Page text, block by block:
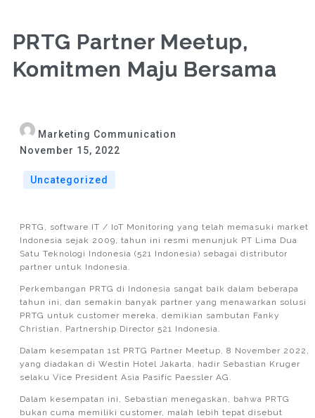
PRTG Partner Meetup,
Komitmen Maju Bersama
Marketing Communication
November 15, 2022
Uncategorized
PRTG, software IT / IoT Monitoring yang telah memasuki market
Indonesia sejak 2009, tahun ini resmi menunjuk PT Lima Dua
Satu Teknologi Indonesia (521 Indonesia) sebagai distributor
partner untuk Indonesia.
Perkembangan PRTG di Indonesia sangat baik dalam beberapa
tahun ini, dan semakin banyak partner yang menawarkan solusi
PRTG untuk customer mereka, demikian sambutan Fanky
Christian, Partnership Director 521 Indonesia.
Dalam kesempatan 1st PRTG Partner Meetup, 8 November 2022,
yang diadakan di Westin Hotel Jakarta, hadir Sebastian Kruger
selaku Vice President Asia Pasific Paessler AG.
Dalam kesempatan ini, Sebastian menegaskan, bahwa PRTG
bukan cuma memiliki customer, malah lebih tepat disebut